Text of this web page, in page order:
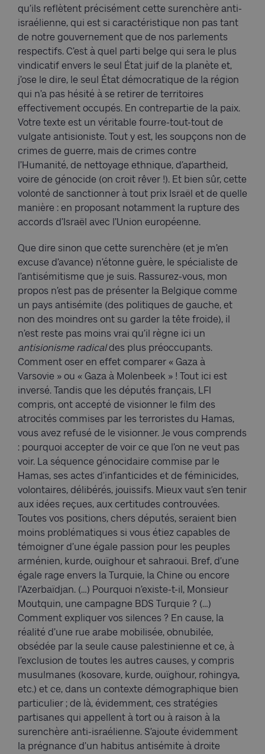
qu’ils reflètent précisément cette surenchère anti-
israélienne, qui est si caractéristique non pas tant
de notre gouvernement que de nos parlements
respectifs. C’est à quel parti belge qui sera le plus
vindicatif envers le seul État juif de la planète et,
j’ose le dire, le seul État démocratique de la région
qui n’a pas hésité à se retirer de territoires
effectivement occupés. En contrepartie de la paix.
Votre texte est un véritable fourre-tout-tout de
vulgate antisioniste. Tout y est, les soupçons non de
crimes de guerre, mais de crimes contre
l’Humanité, de nettoyage ethnique, d’apartheid,
voire de génocide (on croit rêver !). Et bien sûr, cette
volonté de sanctionner à tout prix Israël et de quelle
manière : en proposant notamment la rupture des
accords d’Israël avec l’Union européenne.
Que dire sinon que cette surenchère (et je m’en
excuse d’avance) n’étonne guère, le spécialiste de
l’antisémitisme que je suis. Rassurez-vous, mon
propos n’est pas de présenter la Belgique comme
un pays antisémite (des politiques de gauche, et
non des moindres ont su garder la tête froide), il
n’est reste pas moins vrai qu’il règne ici un
antisionisme radicaldes plus préoccupants.
Comment oser en effet comparer « Gaza à
Varsovie » ou « Gaza à Molenbeek » ! Tout ici est
inversé. Tandis que les députés français, LFI
compris, ont accepté de visionner le film des
atrocités commises par les terroristes du Hamas,
vous avez refusé de le visionner. Je vous comprends
: pourquoi accepter de voir ce que l’on ne veut pas
voir. La séquence génocidaire commise par le
Hamas, ses actes d’infanticides et de féminicides,
volontaires, délibérés, jouissifs. Mieux vaut s’en tenir
aux idées reçues, aux certitudes controuvées.
Toutes vos positions, chers députés, seraient bien
moins problématiques si vous étiez capables de
témoigner d’une égale passion pour les peuples
arménien, kurde, ouïghour et sahraoui. Bref, d’une
égale rage envers la Turquie, la Chine ou encore
l’Azerbaïdjan. (…) Pourquoi n’existe-t-il, Monsieur
Moutquin, une campagne BDS Turquie ? (…)
Comment expliquer vos silences ? En cause, la
réalité d’une rue arabe mobilisée, obnubilée,
obsédée par la seule cause palestinienne et ce, à
l’exclusion de toutes les autres causes, y compris
musulmanes (kosovare, kurde, ouïghour, rohingya,
etc.) et ce, dans un contexte démographique bien
particulier ; de là, évidemment, ces stratégies
partisanes qui appellent à tort ou à raison à la
surenchère anti-israélienne. S’ajoute évidemment
la prégnance d’un habitus antisémite à droite